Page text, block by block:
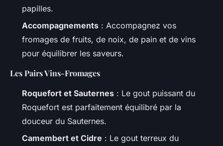
papilles.
Accompagnements : Accompagnez vos
fromages de fruits, de noix, de pain et de vins
pour équilibrer les saveurs.
Les Pairs Vins-Fromages
Roquefort et Sauternes : Le gout puissant du
Roquefort est parfaitement équilibré par la
douceur du Sauternes.
Camembert et Cidre : Le gout terreux du